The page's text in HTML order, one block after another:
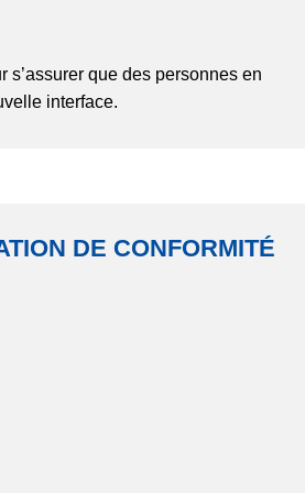
s’assurer que des personnes en
interface.
DE CONFORMITÉ